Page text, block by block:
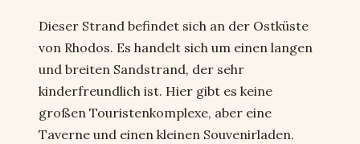
Dieser Strand befindet sich an der Ostküste
von Rhodos. Es handelt sich um einen langen
und breiten Sandstrand, der sehr
kinderfreundlich ist. Hier gibt es keine
großen Touristenkomplexe, aber eine
Taverne und einen kleinen Souvenirladen.